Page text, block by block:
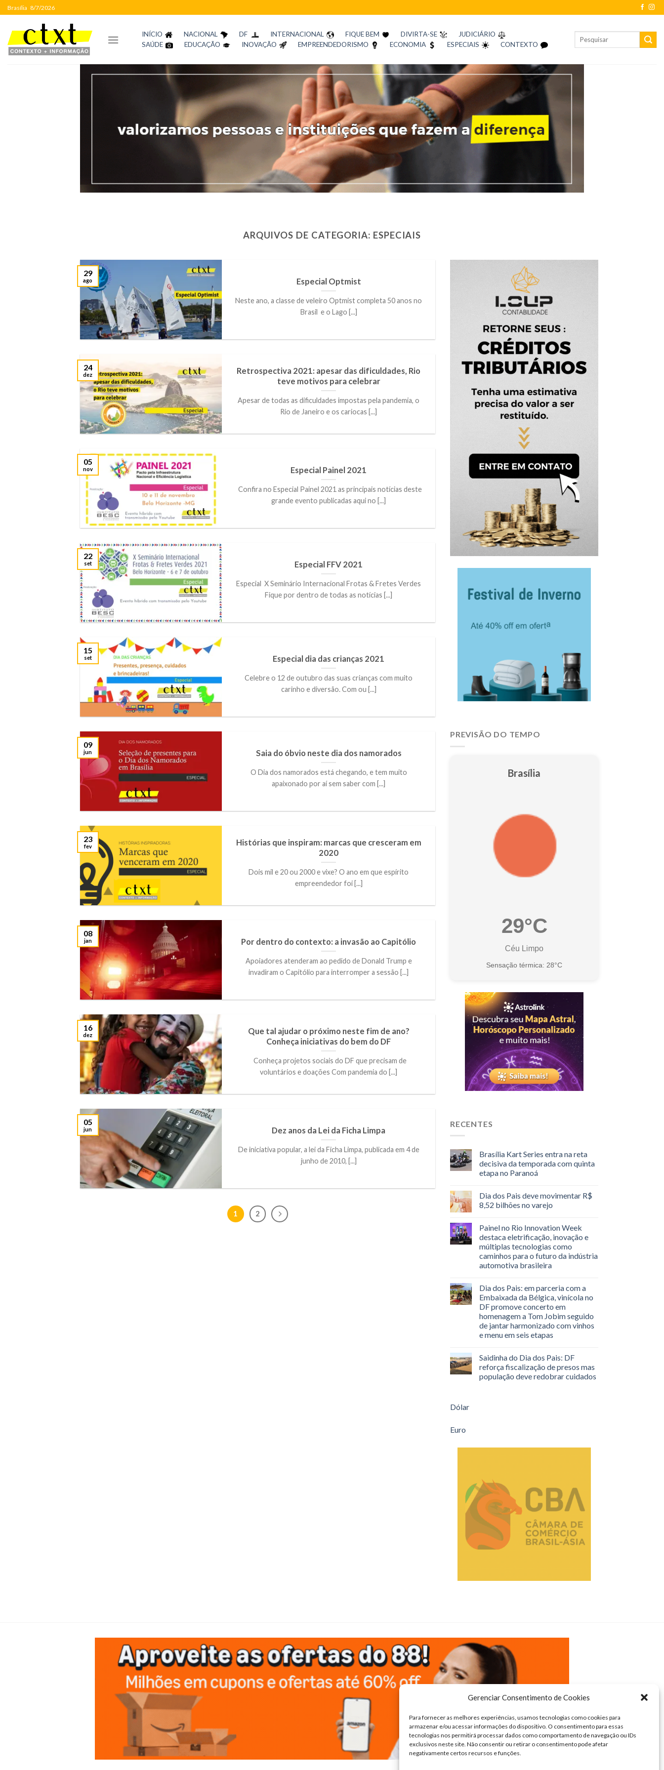
Gerenciar Consentimento de Cookies
Para fornecer as melhores experiências, usamos tecnologias como cookies para
armazenar e/ou acessar informações do dispositivo. O consentimento para essas
tecnologias nos permitirá processar dados como comportamento de navegação ou IDs
exclusivos neste site. Não consentir ou retirar o consentimento pode afetar
negativamente certos recursos e funções.
Skip
to
content
Brasília 8/7/2026
INÍCIO NACIONAL DF INTERNACIONAL FIQUE BEM DIVIRTA-SE
JUDICIÁRIO
SAÚDE
EDUCAÇÃO INOVAÇÃO EMPREENDEDORISMO ECONOMIA ESPECIAIS CONTEXTO
ARQUIVOS DE CATEGORIA: ESPECIAIS
Especial Optmist
Neste ano, a classe de veleiro Optmist completa 50 anos no
Brasil e o Lago [...]
29
ago
Retrospectiva 2021: apesar das dificuldades, Rio
teve motivos para celebrar
Apesar de todas as dificuldades impostas pela pandemia, o
Rio de Janeiro e os cariocas [...]
24
dez
Especial Painel 2021
Confira no Especial Painel 2021 as principais notícias deste
grande evento publicadas aqui no [...]
05
nov
Especial FFV 2021
Especial X Seminário Internacional Frotas & Fretes Verdes
Fique por dentro de todas as notícias [...]
22
set
Especial dia das crianças 2021
Celebre o 12 de outubro das suas crianças com muito
carinho e diversão. Com ou [...]
15
set
Saia do óbvio neste dia dos namorados
O Dia dos namorados está chegando, e tem muito
apaixonado por aí sem saber com [...]
09
jun
Histórias que inspiram: marcas que cresceram em
2020
Dois mil e 20 ou 2000 e vixe? O ano em que espírito
empreendedor foi [...]
23
fev
Por dentro do contexto: a invasão ao Capitólio
Apoiadores atenderam ao pedido de Donald Trump e
invadiram o Capitólio para interromper a sessão [...]
08
jan
Que tal ajudar o próximo neste fim de ano?
Conheça iniciativas do bem do DF
Conheça projetos sociais do DF que precisam de
voluntários e doações Com pandemia do [...]
16
dez
Dez anos da Lei da Ficha Limpa
De iniciativa popular, a lei da Ficha Limpa, publicada em 4 de
junho de 2010, [...]
05
jun
1 2
PREVISÃO DO TEMPO
Brasília
29°C
Céu Limpo
Sensação térmica: 28°C
RECENTES
Brasília Kart Series entra na reta
decisiva da temporada com quinta
etapa no Paranoá
Dia dos Pais deve movimentar R$
8,52 bilhões no varejo
Painel no Rio Innovation Week
destaca eletrificação, inovação e
múltiplas tecnologias como
caminhos para o futuro da indústria
automotiva brasileira
Dia dos Pais: em parceria com a
Embaixada da Bélgica, vinícola no
DF promove concerto em
homenagem a Tom Jobim seguido
de jantar harmonizado com vinhos
e menu em seis etapas
Saidinha do Dia dos Pais: DF
reforça fiscalização de presos mas
população deve redobrar cuidados
Dólar
Euro